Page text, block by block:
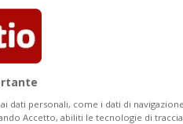
dati personali, come i dati di
Accetto, abiliti le tecnologie di